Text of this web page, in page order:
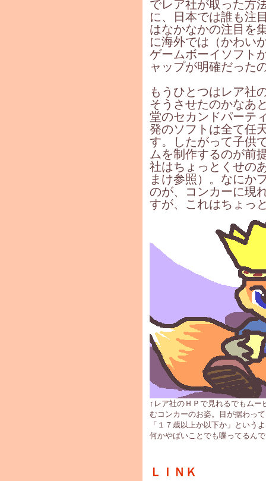
でレア社が取った方
に、日本では誰も注
はなかなかの注目を
に海外では（かわい
ゲームボーイソフト
ャップが明確だった
もうひとつはレア社
そうさせたのかなあ
堂のセカンドパーテ
発のソフトは全て任
す。したがって子供
ムを制作するのが前
社はちょっとくせの
まけ参照）。なにか
のが、コンカーに現
すが、これはちょっ
↑レア社のＨＰで見れるでもム
むコンカーのお姿。目が据わっ
「１７歳以上か以下か」という
何かやばいことでも喋ってるん
ＬＩＮＫ